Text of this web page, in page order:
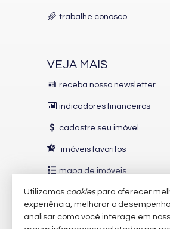
trabalhe conosco
VEJA MAIS
receba nosso newsletter
indicadores financeiros
cadastre seu imóvel
imóveis favoritos
mapa de imóveis
INDICADORES
CUB / SC R$ 3.151,24
Utilizamos cookiespara oferecer
experiência, melhorar o
analisar como você interage em